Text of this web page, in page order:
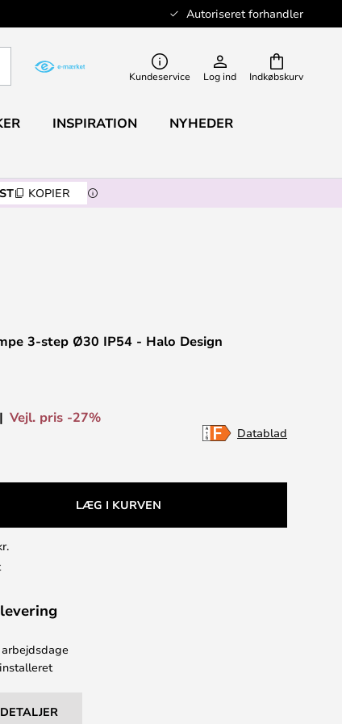
Autoriseret forhandler
Indkøbskurv
Kundeservice Log ind
INSPIRATION NYHEDER
KOPIER
3-step Ø30 IP54 - Halo Design
Vejl. pris -27%
Datablad
LÆG I KURVEN
installeret